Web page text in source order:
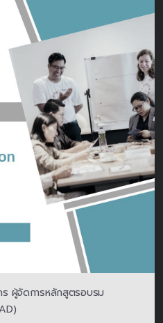
ผู้จัดการหลักสูตรอบรม